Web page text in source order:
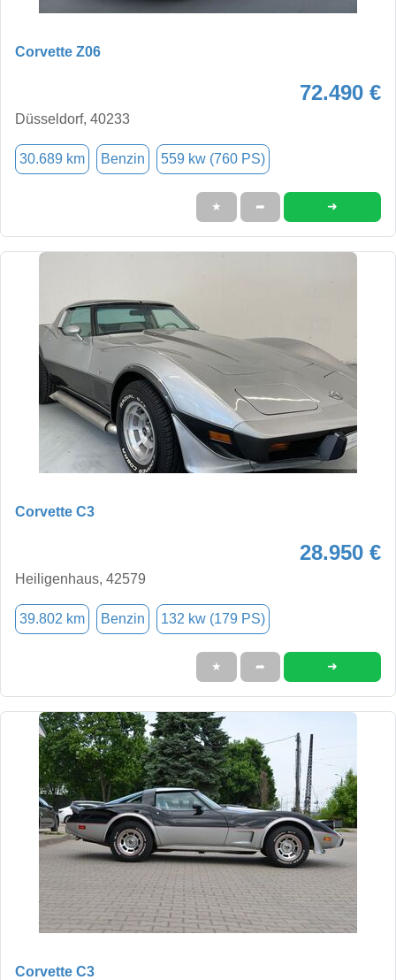
Corvette Z06
72.490 €
Düsseldorf, 40233
30.689 km Benzin 559 kw (760 PS)
★ ➦ ➜
Corvette C3
28.950 €
Heiligenhaus, 42579
39.802 km Benzin 132 kw (179 PS)
★ ➦ ➜
Corvette C3